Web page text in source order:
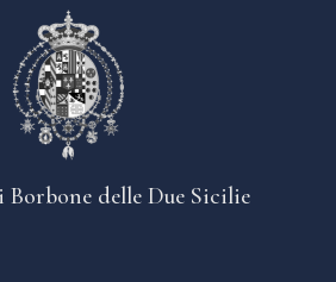
Borbone delle Due Sicilie